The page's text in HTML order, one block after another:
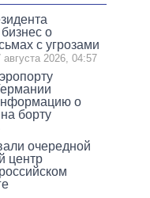
о
с угрозами
августа 2026, 04:57
о
борту
очередной
центр